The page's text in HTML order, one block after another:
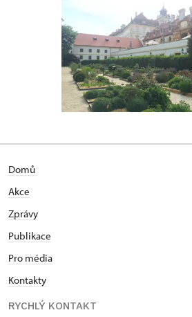
Domů
Akce
Zprávy
Publikace
Pro média
Kontakty
RYCHLÝ KONTAKT